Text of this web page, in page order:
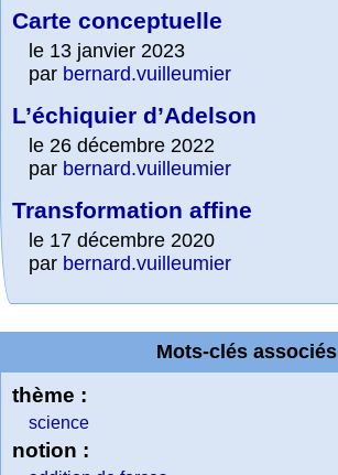
Carte conceptuelle
le 13 janvier 2023
par bernard.vuilleumier
L’échiquier d’Adelson
le 26 décembre 2022
par bernard.vuilleumier
Transformation affine
le 17 décembre 2020
par bernard.vuilleumier
Mots-clés associés
thème :
science
notion :